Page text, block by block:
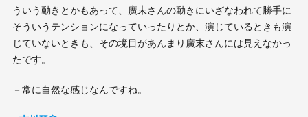
ういう動きとかもあって、廣末さんの動きにいざなわれて勝手に
そういうテンションになっていったりとか、演じているときも演
じていないときも、その境目があんまり廣末さんには見えなかっ
たです。
－常に自然な感じなんですね。